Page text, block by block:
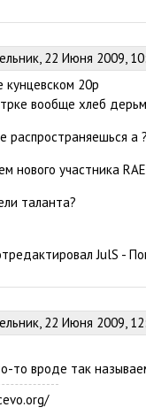
22 Июня 2009,
кунцевском 20р
вообще хлеб
распространяешься а
нового участника
таланта?
JulS -
22 Июня 2009,
то вроде так